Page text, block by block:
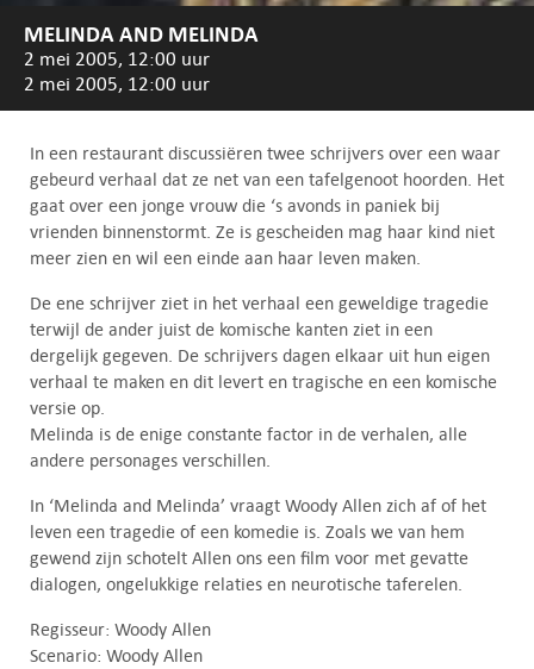
MELINDA AND MELINDA
2 mei 2005, 12:00 uur
2 mei 2005, 12:00 uur
In een restaurant discussiëren twee schrijvers over een waar
gebeurd verhaal dat ze net van een tafelgenoot hoorden. Het
gaat over een jonge vrouw die ‘s avonds in paniek bij
vrienden binnenstormt. Ze is gescheiden mag haar kind niet
meer zien en wil een einde aan haar leven maken.
De ene schrijver ziet in het verhaal een geweldige tragedie
terwijl de ander juist de komische kanten ziet in een
dergelijk gegeven. De schrijvers dagen elkaar uit hun eigen
verhaal te maken en dit levert en tragische en een komische
versie op.
Melinda is de enige constante factor in de verhalen, alle
andere personages verschillen.
In ‘Melinda and Melinda’ vraagt Woody Allen zich af of het
leven een tragedie of een komedie is. Zoals we van hem
gewend zijn schotelt Allen ons een film voor met gevatte
dialogen, ongelukkige relaties en neurotische taferelen.
Regisseur: Woody Allen
Scenario: Woody Allen